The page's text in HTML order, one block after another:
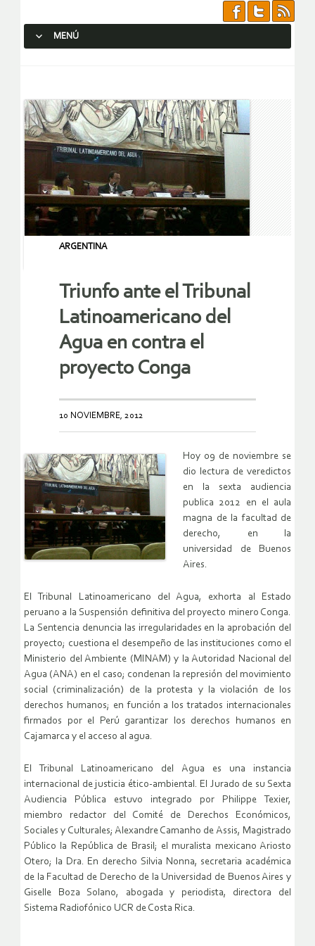
MENÚ
ARGENTINA
Triunfo ante el Tribunal
Latinoamericano del
Agua en contra el
proyecto Conga
10 NOVIEMBRE, 2012
Hoy 09 de noviembre se
dio lectura de veredictos
en la sexta audiencia
publica 2012 en el aula
magna de la facultad de
derecho, en la
universidad de Buenos
Aires.
El Tribunal Latinoamericano del Agua, exhorta al Estado
peruano a la Suspensión definitiva del proyecto minero Conga.
La Sentencia denuncia las irregularidades en la aprobación del
proyecto; cuestiona el desempeño de las instituciones como el
Ministerio del Ambiente (MINAM) y la Autoridad Nacional del
Agua (ANA) en el caso; condenan la represión del movimiento
social (criminalización) de la protesta y la violación de los
derechos humanos; en función a los tratados internacionales
firmados por el Perú garantizar los derechos humanos en
Cajamarca y el acceso al agua.
El Tribunal Latinoamericano del Agua es una instancia
internacional de justicia ético-ambiental. El Jurado de su Sexta
Audiencia Pública estuvo integrado por Philippe Texier,
miembro redactor del Comité de Derechos Económicos,
Sociales y Culturales; Alexandre Camanho de Assis, Magistrado
Público la República de Brasil; el muralista mexicano Ariosto
Otero; la Dra. En derecho Silvia Nonna, secretaria académica
de la Facultad de Derecho de la Universidad de Buenos Aires y
Giselle Boza Solano, abogada y periodista, directora del
Sistema Radiofónico UCR de Costa Rica.